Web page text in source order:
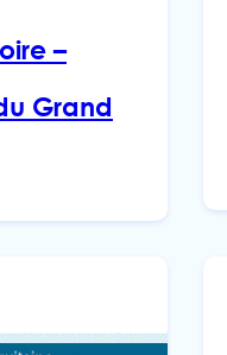
–
Grand